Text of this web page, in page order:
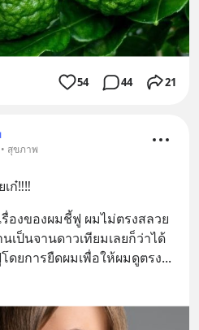
54 44 21
สุขภาพ
ก๋‼️‼️
องของผมชี้ฟู ผมไม่ตรงสลวย
เป็นจานดาวเทียมเลยก็ว่าได้
ยการยืดผมเพื่อให้ผมดูตรง